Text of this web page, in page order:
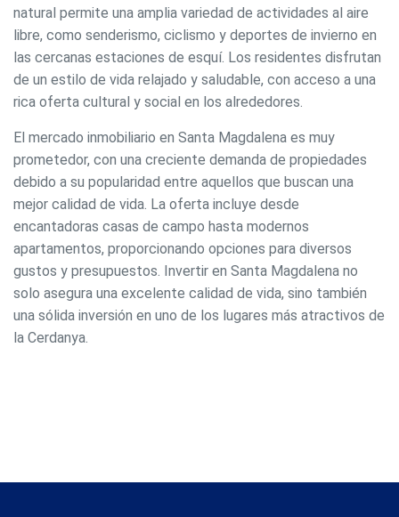
natural permite una amplia variedad de actividades al aire
libre, como senderismo, ciclismo y deportes de invierno en
las cercanas estaciones de esquí. Los residentes disfrutan
de un estilo de vida relajado y saludable, con acceso a una
rica oferta cultural y social en los alrededores.
El mercado inmobiliario en Santa Magdalena es muy
prometedor, con una creciente demanda de propiedades
debido a su popularidad entre aquellos que buscan una
mejor calidad de vida. La oferta incluye desde
encantadoras casas de campo hasta modernos
apartamentos, proporcionando opciones para diversos
gustos y presupuestos. Invertir en Santa Magdalena no
solo asegura una excelente calidad de vida, sino también
una sólida inversión en uno de los lugares más atractivos de
la Cerdanya.